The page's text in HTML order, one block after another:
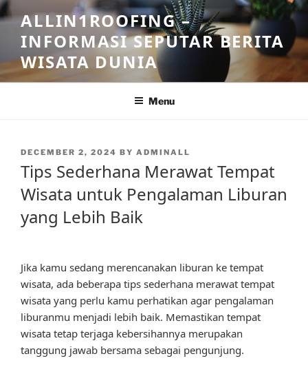
Skip
to
content
ALLIN1ROOFING –
INFORMASI SEPUTAR BERITA
WISATA DUNIA
Menu
POSTED
ON
DECEMBER 2, 2024 BY ADMINALL
Tips Sederhana Merawat Tempat
Wisata untuk Pengalaman Liburan
yang Lebih Baik
Jika kamu sedang merencanakan liburan ke tempat
wisata, ada beberapa tips sederhana merawat tempat
wisata yang perlu kamu perhatikan agar pengalaman
liburanmu menjadi lebih baik. Memastikan tempat
wisata tetap terjaga kebersihannya merupakan
tanggung jawab bersama sebagai pengunjung.